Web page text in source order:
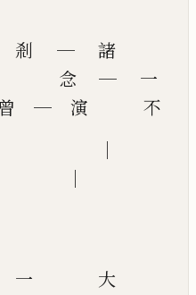
剎 ─ 諸
念 ─ 一
─ 演 不
一 大